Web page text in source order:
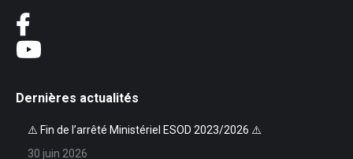
Dernières actualités
⚠️ Fin de l’arrêté Ministériel ESOD 2023/2026 ⚠️
30 juin 2026